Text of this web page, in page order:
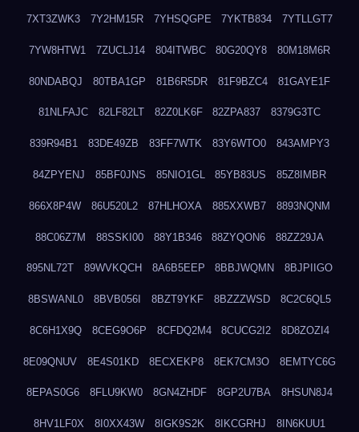
7XT3ZWK3 7Y2HM15R 7YHSQGPE 7YKTB834 7YTLLGT7
7YW8HTW1 7ZUCLJ14 804ITWBC 80G20QY8 80M18M6R
80NDABQJ 80TBA1GP 81B6R5DR 81F9BZC4 81GAYE1F
81NLFAJC 82LF82LT 82Z0LK6F 82ZPA837 8379G3TC
839R94B1 83DE49ZB 83FF7WTK 83Y6WTO0 843AMPY3
84ZPYENJ 85BF0JNS 85NIO1GL 85YB83US 85Z8IMBR
866X8P4W 86U520L2 87HLHOXA 885XXWB7 8893NQNM
88C06Z7M 88SSKI00 88Y1B346 88ZYQON6 88ZZ29JA
895NL72T 89WVKQCH 8A6B5EEP 8BBJWQMN 8BJPIIGO
8BSWANL0 8BVB056I 8BZT9YKF 8BZZZWSD 8C2C6QL5
8C6H1X9Q 8CEG9O6P 8CFDQ2M4 8CUCG2I2 8D8ZOZI4
8E09QNUV 8E4S01KD 8ECXEKP8 8EK7CM3O 8EMTYC6G
8EPAS0G6 8FLU9KW0 8GN4ZHDF 8GP2U7BA 8HSUN8J4
8HV1LF0X 8I0XX43W 8IGK9S2K 8IKCGRHJ 8IN6KUU1